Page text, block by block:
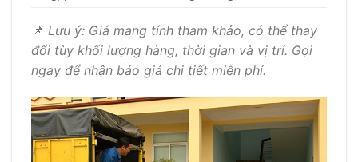
📌 Lưu ý: Giá mang tính tham khảo, có thể thay
đổi tùy khối lượng hàng, thời gian và vị trí. Gọi
ngay để nhận báo giá chi tiết miễn phí.